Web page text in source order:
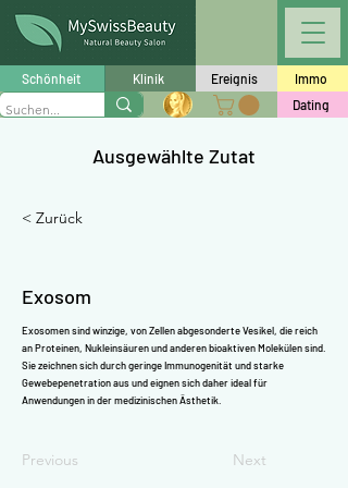
Schönheit Klinik Ereignis
Immo
Dating
Ausgewählte Zutat
< Zurück
Exosom
Exosomen sind winzige, von Zellen abgesonderte Vesikel, die reich
an Proteinen, Nukleinsäuren und anderen bioaktiven Molekülen sind.
Sie zeichnen sich durch geringe Immunogenität und starke
Gewebepenetration aus und eignen sich daher ideal für
Anwendungen in der medizinischen Ästhetik.
Previous Next